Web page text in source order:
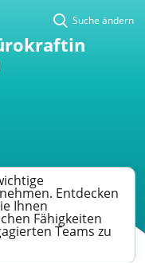
Suche ändern
Entdecken
Ihnen
Fähigkeiten
Teams zu